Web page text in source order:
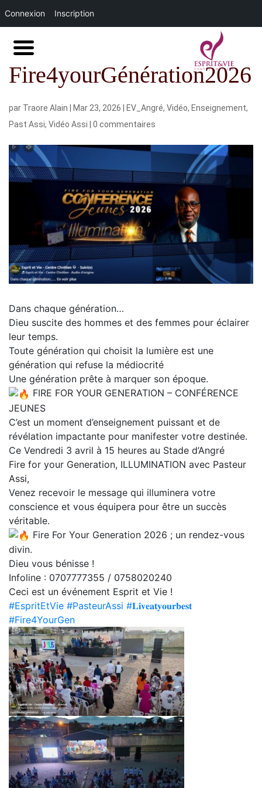
Fire4yourGénération2026
par Traore Alain Mar 23, 2026 EV_Angré, Vidéo, Enseignement,
Past Assi, Vidéo Assi 0 commentaires
Dans chaque génération…
Dieu suscite des hommes et des femmes pour éclairer
leur temps.
Toute génération qui choisit la lumière est une
génération qui refuse la médiocrité
Une génération prête à marquer son époque.
FIRE FOR YOUR GENERATION – CONFÉRENCE
JEUNES
C’est un moment d’enseignement puissant et de
révélation impactante pour manifester votre destinée.
Ce Vendredi 3 avril à 15 heures au Stade d’Angré
Fire for your Generation, ILLUMINATION avec Pasteur
Assi,
Venez recevoir le message qui illuminera votre
conscience et vous équipera pour être un succès
véritable.
Fire For Your Generation 2026 ; un rendez-vous
divin.
Dieu vous bénisse !
Infoline : 0707777355 / 0758020240
Ceci est un événement Esprit et Vie !
#EspritEtVie #PasteurAssi #𝐋𝐢𝐯𝐞𝐚𝐭𝐲𝐨𝐮𝐫𝐛𝐞𝐬𝐭
#Fire4YourGen
Connexion Inscription